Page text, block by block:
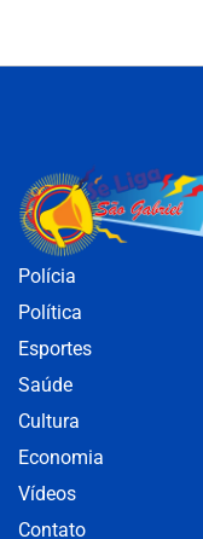
Polícia
Política
Esportes
Saúde
Cultura
Economia
Vídeos
Contato